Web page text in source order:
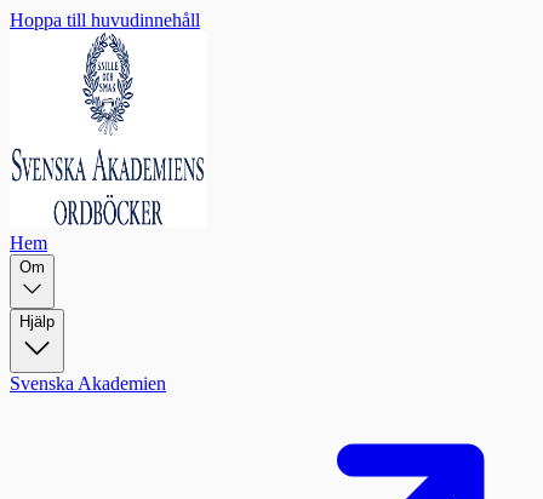
Hoppa till huvudinnehåll
Hem
Om
Hjälp
Svenska Akademien